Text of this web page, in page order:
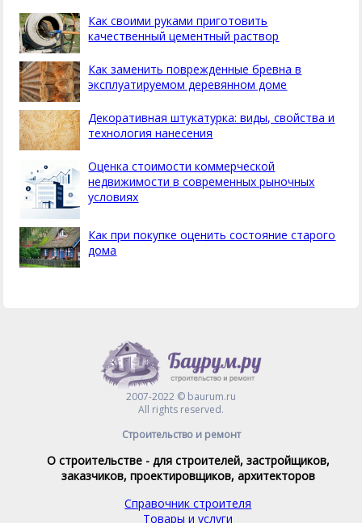
Как своими руками приготовить
качественный цементный раствор
Как заменить поврежденные бревна в
эксплуатируемом деревянном доме
Декоративная штукатурка: виды, свойства и
технология нанесения
Оценка стоимости коммерческой
недвижимости в современных рыночных
условиях
Как при покупке оценить состояние старого
дома
2007-2022 © baurum.ru
All rights reserved.
Строительство и ремонт
О строительстве - для строителей, застройщиков,
заказчиков, проектировщиков, архитекторов
Справочник строителя
Товары и услуги